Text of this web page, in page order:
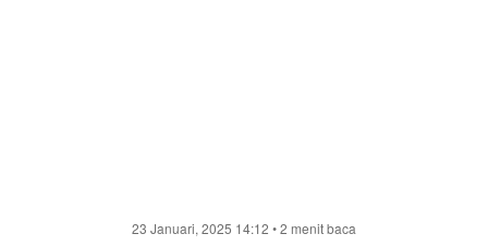
23 Januari, 2025 14:12 • 2 menit baca